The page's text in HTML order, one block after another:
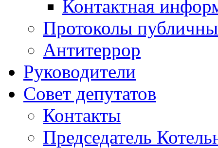
Контактная
Протоколы
Антитеррор
Руководители
Совет депутатов
Контакты
Председатель